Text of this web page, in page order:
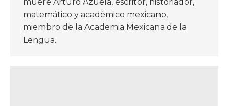
matemático y académico mexicano,
miembro de la Academia Mexicana de la
Lengua.